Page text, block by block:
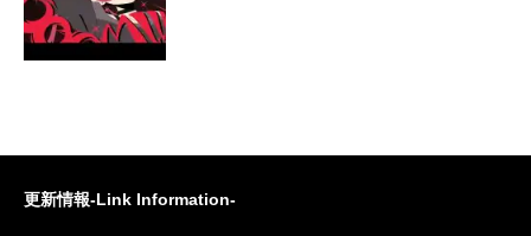
更新情報-Link Information-